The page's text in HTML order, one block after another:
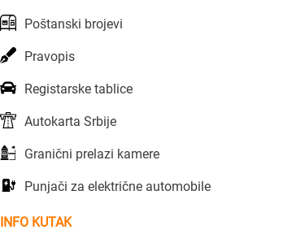
Poštanski brojevi
Pravopis
Registarske tablice
Autokarta Srbije
Granični prelazi kamere
Punjači za električne automobile
INFO KUTAK